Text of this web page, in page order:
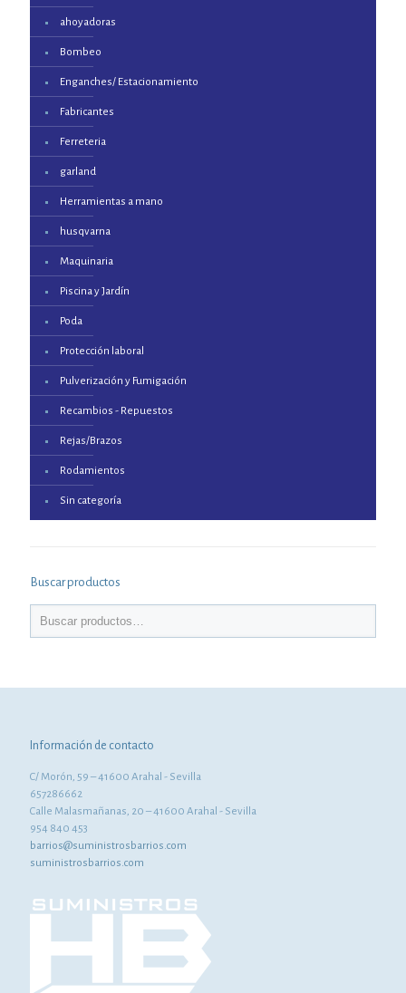
ahoyadoras
Bombeo
Enganches/ Estacionamiento
Fabricantes
Ferreteria
garland
Herramientas a mano
husqvarna
Maquinaria
Piscina y Jardín
Poda
Protección laboral
Pulverización y Fumigación
Recambios - Repuestos
Rejas/Brazos
Rodamientos
Sin categoría
Buscar productos
Información de contacto
C/ Morón, 59 – 41600 Arahal - Sevilla
657286662
Calle Malasmañanas, 20 – 41600 Arahal - Sevilla
954 840 453
barrios@suministrosbarrios.com
suministrosbarrios.com